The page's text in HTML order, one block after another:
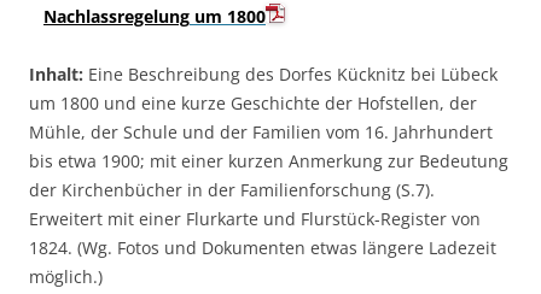
Nachlassregelung um 1800
Inhalt: Eine Beschreibung des Dorfes Kücknitz bei Lübeck
um 1800 und eine kurze Geschichte der Hofstellen, der
Mühle, der Schule und der Familien vom 16. Jahrhundert
bis etwa 1900; mit einer kurzen Anmerkung zur Bedeutung
der Kirchenbücher in der Familienforschung (S.7).
Erweitert mit einer Flurkarte und Flurstück-Register von
1824. (Wg. Fotos und Dokumenten etwas längere Ladezeit
möglich.)